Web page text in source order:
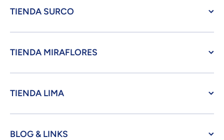
TIENDA SURCO
TIENDA MIRAFLORES
TIENDA LIMA
BLOG & LINKS